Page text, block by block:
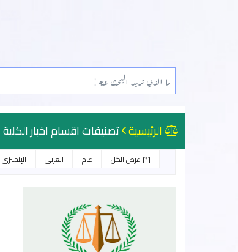
الرئيسية تصنيفات اقسام اخبار الكلية
[*] عرض الكل عام العربي الإنجليزي